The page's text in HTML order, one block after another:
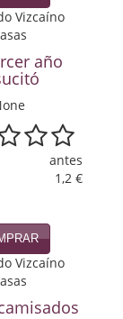
Vizcaíno
año
antes
1,2 €
Vizcaíno